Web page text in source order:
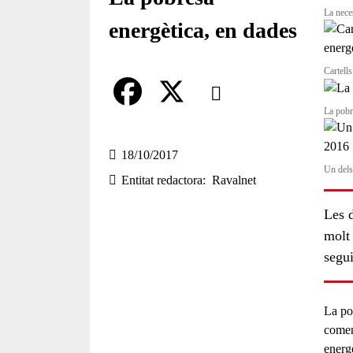
energètica, en dades
Comparteix
a
c
Compartir en altres xarxes
18/10/2017
Entitat redactora
Ravalnet
La
La
Un
Les
molt
La